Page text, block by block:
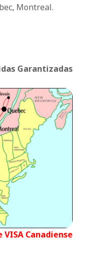
Montreal.
Garantizadas
VISA Canadiense